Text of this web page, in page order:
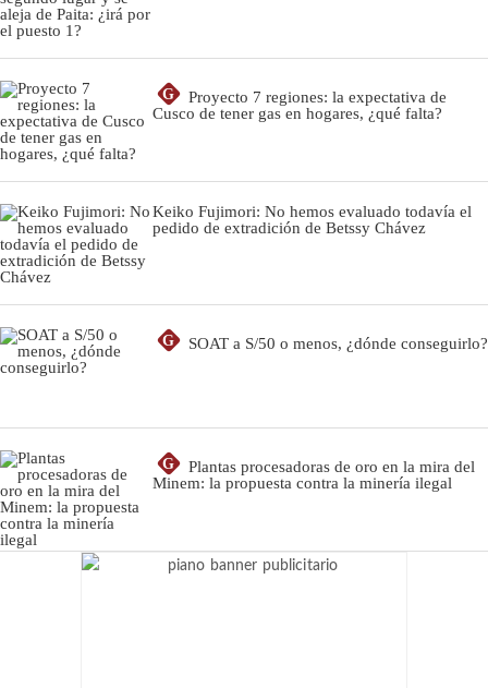
G
Proyecto 7 regiones: la expectativa de
Cusco de tener gas en hogares, ¿qué falta?
Keiko Fujimori: No hemos evaluado todavía el
pedido de extradición de Betssy Chávez
G SOAT a S/50 o menos, ¿dónde conseguirlo?
G
Plantas procesadoras de oro en la mira del
Minem: la propuesta contra la minería ilegal